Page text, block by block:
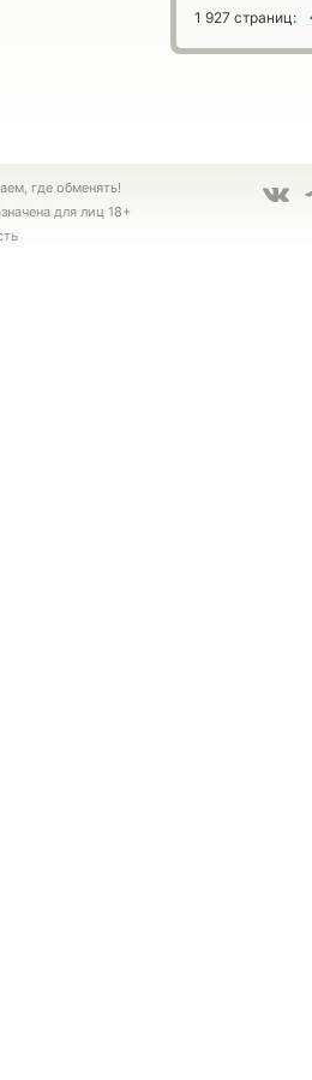
1 927 страниц:
где обменять!
для лиц 18+